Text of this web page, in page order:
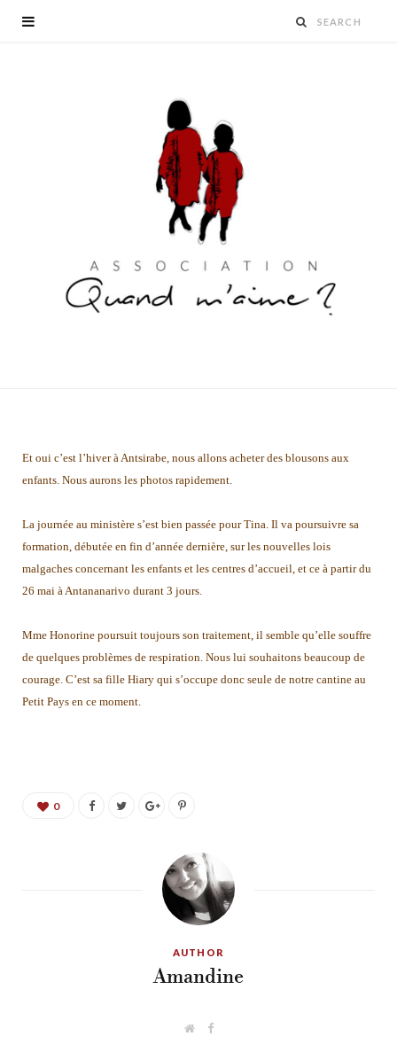
Et oui c’est l’hiver à Antsirabe , nous allons acheter des blousons aux
enfants. Nous aurons les photos rapidement.
La journée au ministère s’est bien passée pourTina . Il va poursuivre sa
formation, débutée en fin d’année dernière, sur les nouvelles lois
malgaches concernant les enfants et les centres d’accueil, et ce à partir du
26 mai à Antananarivo durant 3 jours.
Mme Honorine poursuit toujours son traitement, il semble qu’elle souffre
de quelques problèmes de respiration. Nous lui souhaitons beaucoup de
courage. C’est sa fille Hiary qui s’occupe donc seule de notre cantine au
Petit Pays en ce moment.
0
AUTHOR
Amandine
W
F